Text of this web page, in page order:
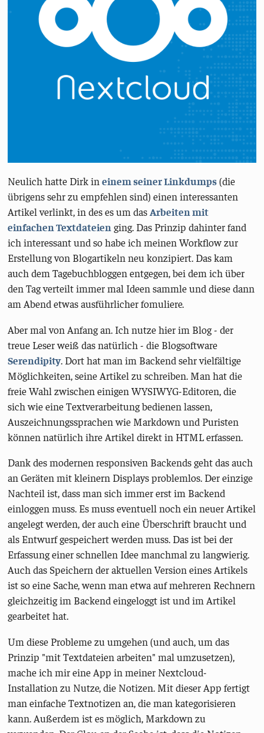
Neulich hatte Dirk ineinem seiner Linkdumps(die
übrigens sehr zu empfehlen sind) einen interessanten
Artikel verlinkt, in des es um dasArbeiten mit
einfachen Textdateien ging. Das Prinzip dahinter fand
ich interessant und so habe ich meinen Workflow zur
Erstellung von Blogartikeln neu konzipiert. Das kam
auch dem Tagebuchbloggen entgegen, bei dem ich über
den Tag verteilt immer mal Ideen sammle und diese dann
am Abend etwas ausführlicher fomuliere.
Aber mal von Anfang an. Ich nutze hier im Blog - der
treue Leser weiß das natürlich - die Blogsoftware
Serendipity. Dort hat man im Backend sehr vielfältige
Möglichkeiten, seine Artikel zu schreiben. Man hat die
freie Wahl zwischen einigen WYSIWYG-Editoren, die
sich wie eine Textverarbeitung bedienen lassen,
Auszeichnungssprachen wie Markdown und Puristen
können natürlich ihre Artikel direkt in HTML erfassen.
Dank des modernen responsiven Backends geht das auch
an Geräten mit kleinern Displays problemlos. Der einzige
Nachteil ist, dass man sich immer erst im Backend
einloggen muss. Es muss eventuell noch ein neuer Artikel
angelegt werden, der auch eine Überschrift braucht und
als Entwurf gespeichert werden muss. Das ist bei der
Erfassung einer schnellen Idee manchmal zu langwierig.
Auch das Speichern der aktuellen Version eines Artikels
ist so eine Sache, wenn man etwa auf mehreren Rechnern
gleichzeitig im Backend eingeloggt ist und im Artikel
gearbeitet hat.
Um diese Probleme zu umgehen (und auch, um das
Prinzip "mit Textdateien arbeiten" mal umzusetzen),
mache ich mir eine App in meiner Nextcloud-
Installation zu Nutze, die Notizen. Mit dieser App fertigt
man einfache Textnotizen an, die man kategorisieren
kann. Außerdem ist es möglich, Markdown zu